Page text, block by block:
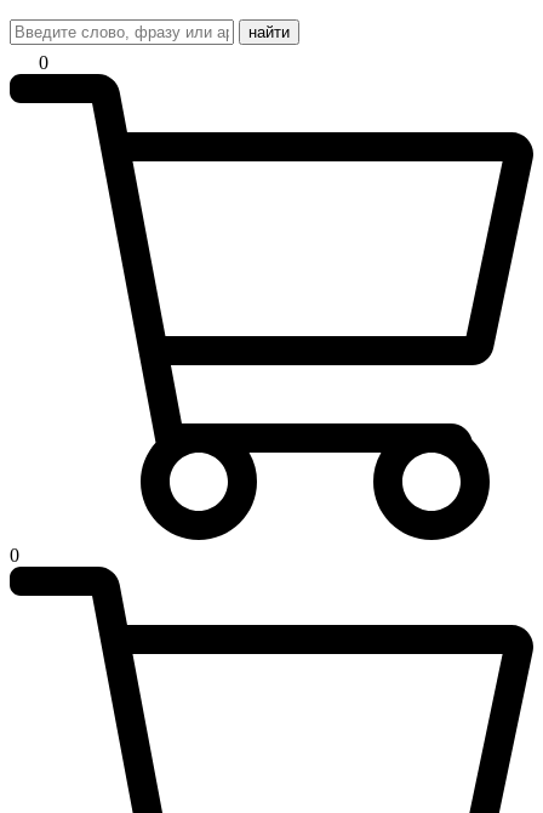
найти
0
0